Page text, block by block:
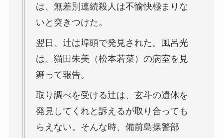
は、無差別連続殺人は不愉快極まりな
いと突きつけた。
翌日、辻は埠頭で発見された。風呂光
は、猫田朱美（松本若菜）の病室を見
舞って報告。
取り調べを受ける辻は、玄斗の遺体を
発見してくれと訴えるが取り合っても
らえない。そんな時、備前島操警部